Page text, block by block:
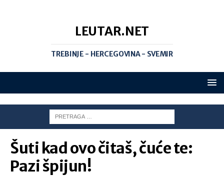
LEUTAR.NET
TREBINJE - HERCEGOVINA - SVEMIR
Šuti kad ovo čitaš, čuće te:
Pazi špijun!